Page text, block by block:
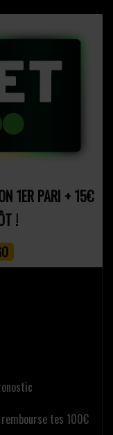
1ER PARI + 15€
!
tes 100€